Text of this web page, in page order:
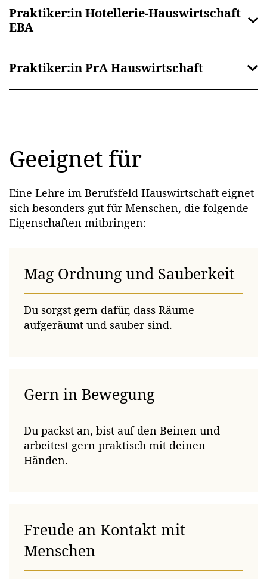
Praktiker:in Hotellerie-Hauswirtschaft
EBA
Praktiker:in PrA Hauswirtschaft
Geeignet für
Eine Lehre im Berufsfeld Hauswirtschaft eignet
sich besonders gut für Menschen, die folgende
Eigenschaften mitbringen:
Mag Ordnung und Sauberkeit
Du sorgst gern dafür, dass Räume
aufgeräumt und sauber sind.
Gern in Bewegung
Du packst an, bist auf den Beinen und
arbeitest gern praktisch mit deinen
Händen.
Freude an Kontakt mit
Menschen